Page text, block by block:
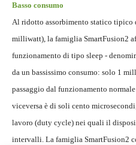
Basso consumo
Al ridotto assorbimento statico tipico
milliwatt), la famiglia SmartFusion2
funzionamento di tipo sleep -
da un bassissimo consumo: solo 1
passaggio dal funzionamento
viceversa è di soli cento
lavoro (duty cycle) nei quali il
intervalli. La famiglia SmartFusion2